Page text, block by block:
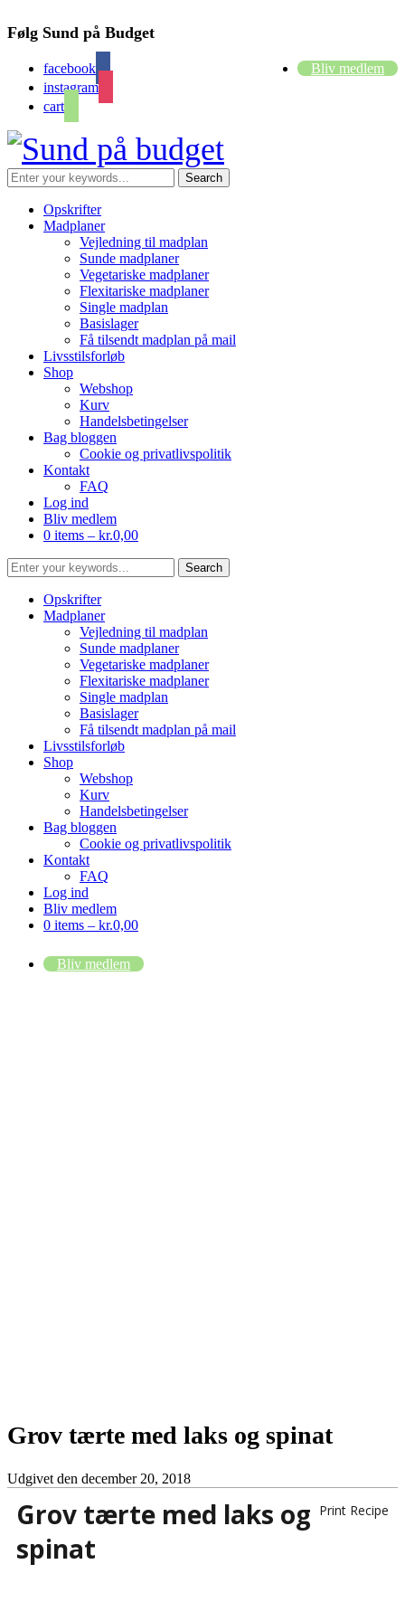
Følg Sund på Budget
facebook
instagram
cart
Bliv medlem
Opskrifter
Madplaner
Vejledning til madplan
Sunde madplaner
Vegetariske madplaner
Flexitariske madplaner
Single madplan
Basislager
Få tilsendt madplan på mail
Livsstilsforløb
Shop
Webshop
Kurv
Handelsbetingelser
Bag bloggen
Cookie og privatlivspolitik
Kontakt
FAQ
Log ind
Bliv medlem
0 items – kr.0,00
Opskrifter
Madplaner
Vejledning til madplan
Sunde madplaner
Vegetariske madplaner
Flexitariske madplaner
Single madplan
Basislager
Få tilsendt madplan på mail
Livsstilsforløb
Shop
Webshop
Kurv
Handelsbetingelser
Bag bloggen
Cookie og privatlivspolitik
Kontakt
FAQ
Log ind
Bliv medlem
0 items – kr.0,00
Bliv medlem
Grov tærte med laks og spinat
Udgivet den december 20, 2018
Print Recipe
Grov tærte med laks og
spinat